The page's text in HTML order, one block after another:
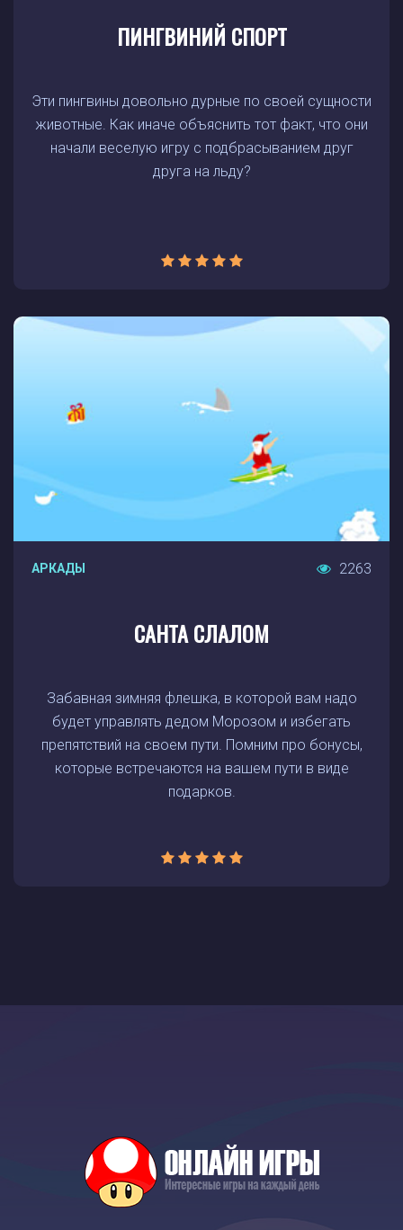
ПИНГВИНИЙ СПОРТ
Эти пингвины довольно дурные по своей сущности
животные. Как иначе объяснить тот факт, что они
начали веселую игру с подбрасыванием друг
друга на льду?
АРКАДЫ 2263
САНТА СЛАЛОМ
Забавная зимняя флешка, в которой вам надо
будет управлять дедом Морозом и избегать
препятствий на своем пути. Помним про бонусы,
которые встречаются на вашем пути в виде
подарков.